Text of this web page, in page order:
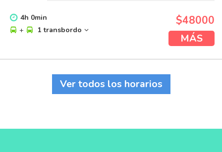
4h 0min
+
1 transbordo
$48000
MÁS
Ver todos los horarios